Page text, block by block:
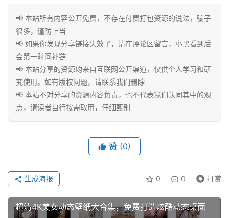
📢 本站所有内容公开免费，不存在付费打包资源的说法，骗子
很多，谨防上当
📢 如果你发现分享链接失效了，请在评论区留言，小黑看到后
会第一时间补链
📢 本站分享的资源均来自互联网公开渠道，仅供个人学习和研
究使用。如有版权问题，请联系我们删除
📢 本站不对分享的资源内容负责，也不代表我们认同其中的观
点，请读者自行按需取用，仔细甄别
赞 (0)
0 0 打赏
生成海报
超清4K美女动态壁纸大合集，免费打造炫酷动态桌面